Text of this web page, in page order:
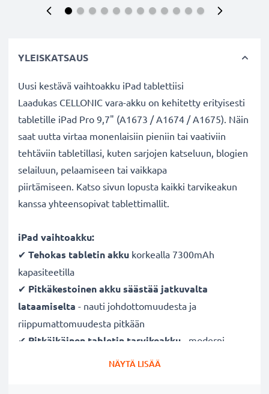
YLEISKATSAUS
Uusi kestävä vaihtoakku iPad tablettiisi
Laadukas CELLONIC vara-akku on kehitetty erityisesti
tabletille iPad Pro 9,7" (A1673 / A1674 / A1675). Näin
saat uutta virtaa monenlaisiin pieniin tai vaativiin
tehtäviin tabletillasi, kuten sarjojen katseluun, blogien
selailuun, pelaamiseen tai vaikkapa
piirtämiseen. Katso sivun lopusta kaikki tarvikeakun
kanssa yhteensopivat tablettimallit.
iPad vaihtoakku:
✔ Tehokas tabletin akku korkealla 7300mAh
kapasiteetilla
✔ Pitkäkestoinen akku säästää jatkuvalta
lataamiselta - nauti johdottomuudesta ja
riippumattomuudesta pitkään
✔ Pitkäikäinen tabletin tarvikeakku - moderni
Litium-tekniikka ilman vaikutusta muistiin
NÄYTÄ LISÄÄ